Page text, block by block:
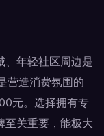
、年轻社区周边是
营造消费氛围的
元。选择拥有专
至关重要，能极大